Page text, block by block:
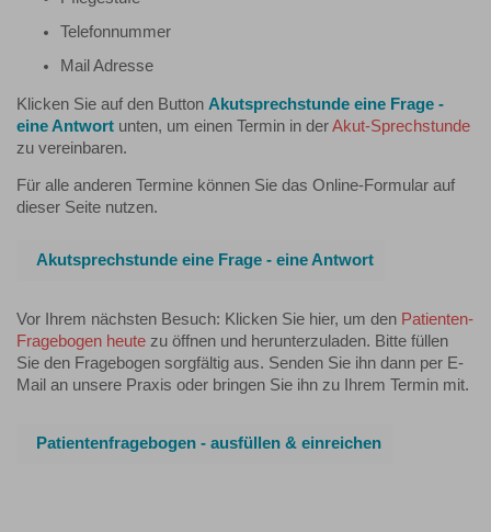
Telefonnummer
Mail Adresse
Klicken Sie auf den Button Akutsprechstunde eine Frage -
eine Antwort unten, um einen Termin in derAkut-Sprechstunde
zu vereinbaren.
Für alle anderen Termine können Sie das Online-Formular auf
dieser Seite nutzen.
Akutsprechstunde eine Frage - eine Antwort
Vor Ihrem nächsten Besuch: Klicken Sie hier, um den Patienten-
Fragebogen heute zu öffnen und herunterzuladen. Bitte füllen
Sie den Fragebogen sorgfältig aus. Senden Sie ihn dann per E-
Mail an unsere Praxis oder bringen Sie ihn zu Ihrem Termin mit.
Patientenfragebogen - ausfüllen & einreichen